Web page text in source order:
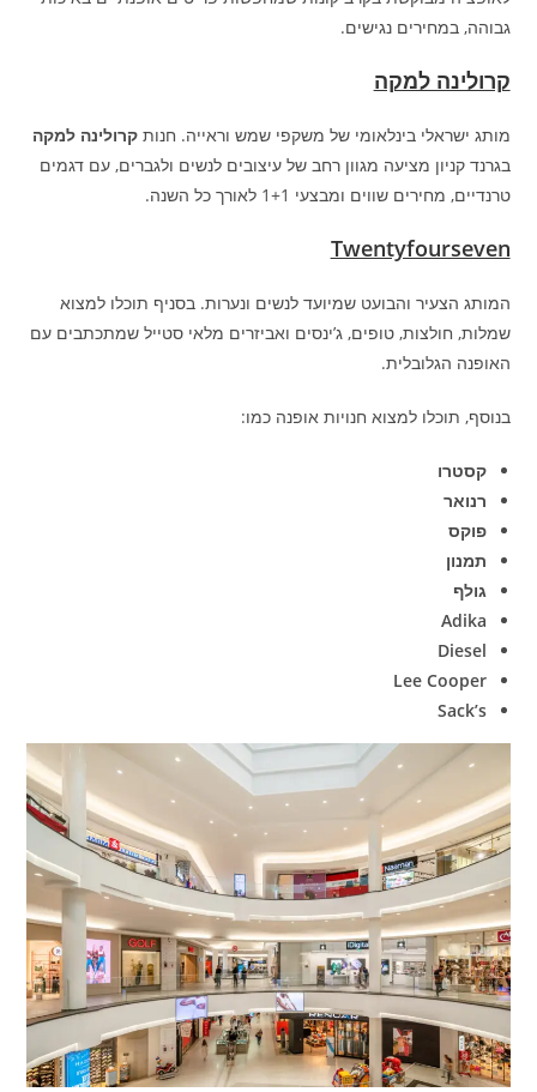
גבוהה, במחירים נגישים.
קרולינה למקה
מותג ישראלי בינלאומי של משקפי שמש וראייה. חנותקרולינה למקה
בגרנד קניון מציעה מגוון רחב של עיצובים לנשים ולגברים, עם דגמים
טרנדיים, מחירים שווים ומבצעי 1+1 לאורך כל השנה.
Twentyfourseven
המותג הצעיר והבועט שמיועד לנשים ונערות. בסניף תוכלו למצוא
שמלות, חולצות, טופים, ג’ינסים ואביזרים מלאי סטייל שמתכתבים עם
האופנה הגלובלית.
בנוסף, תוכלו למצוא חנויות אופנה כמו:
קסטרו
רנואר
פוקס
תמנון
גולף
Adika
Diesel
Lee Cooper
Sack’s